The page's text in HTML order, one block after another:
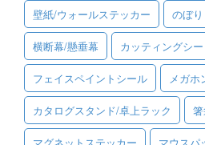
資料をダウンロード
ご利用規約
お見積り・お問合せ
壁紙/ウォールステッカー のぼり
横断幕/懸垂幕 カッティングシー
フェイスペイントシール メガホ
カタログスタンド/卓上ラック